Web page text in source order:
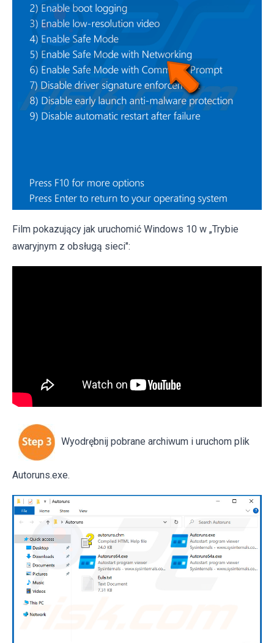
Film pokazujący jak uruchomić Windows 10 w „Trybie
awaryjnym z obsługą sieci":
Wyodrębnij pobrane archiwum i uruchom plik
Autoruns.exe.